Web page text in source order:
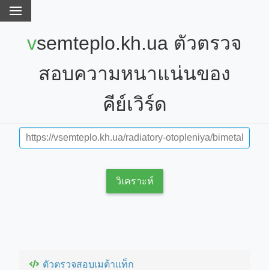
vsemteplo.kh.ua ตัวตรวจ
สอบความหนาแน่นของ
คีย์เวิร์ด
วิเคราะห์
ตัวตรวจสอบเมต้าแท็ก